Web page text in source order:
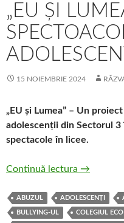
„EU ȘI
15 NOIEMBRIE 2024
„EU și Lumea” – Un
adolescenții din Sectorul
spectacole în licee.
Continuă lectura „EU și
→
ABUZUL ADOLESCENȚI
BULLYING-UL COLEGIUL